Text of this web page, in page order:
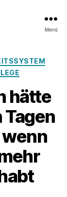
Menü
hätte
Tagen